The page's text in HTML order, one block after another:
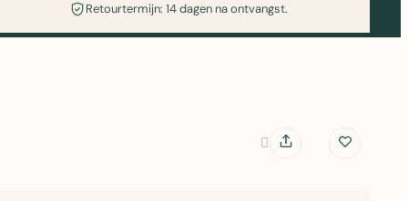
Retourtermijn: 14 dagen na ontvangst.